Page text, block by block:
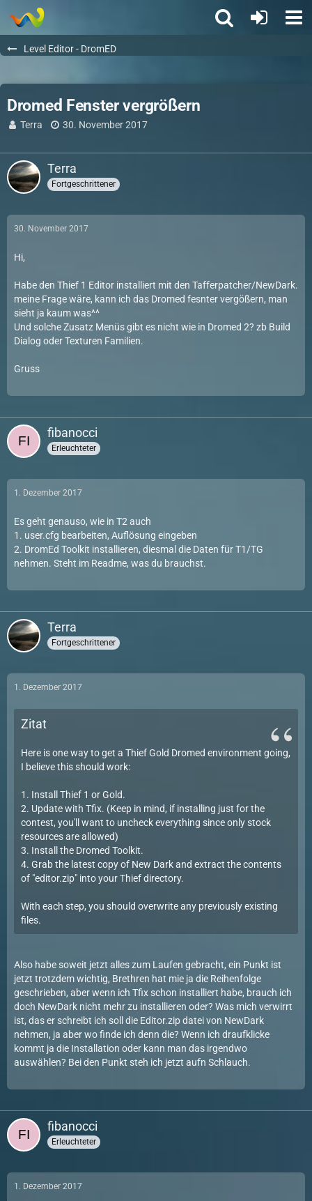
Level Editor - DromED
Dromed Fenster vergrößern
Terra 30. November 2017
Terra
Fortgeschrittener
30. November 2017
Hi,
Habe den Thief 1 Editor installiert mit den Tafferpatcher/NewDark.
meine Frage wäre, kann ich das Dromed fesnter vergößern, man
sieht ja kaum was^^
Und solche Zusatz Menüs gibt es nicht wie in Dromed 2? zb Build
Dialog oder Texturen Familien.
Gruss
fibanocci
Erleuchteter
1. Dezember 2017
Es geht genauso, wie in T2 auch
1. user.cfg bearbeiten, Auflösung eingeben
2. DromEd Toolkit installieren, diesmal die Daten für T1/TG
nehmen. Steht im Readme, was du brauchst.
Terra
Fortgeschrittener
1. Dezember 2017
Zitat
Here is one way to get a Thief Gold Dromed environment going,
I believe this should work:
1. Install Thief 1 or Gold.
2. Update with Tfix. (Keep in mind, if installing just for the
contest, you'll want to uncheck everything since only stock
resources are allowed)
3. Install the Dromed Toolkit.
4. Grab the latest copy of New Dark and extract the contents
of "editor.zip" into your Thief directory.
With each step, you should overwrite any previously existing
files.
Also habe soweit jetzt alles zum Laufen gebracht, ein Punkt ist
jetzt trotzdem wichtig, Brethren hat mie ja die Reihenfolge
geschrieben, aber wenn ich Tfix schon installiert habe, brauch ich
doch NewDark nicht mehr zu installieren oder? Was mich verwirrt
ist, das er schreibt ich soll die Editor.zip datei von NewDark
nehmen, ja aber wo finde ich denn die? Wenn ich draufklicke
kommt ja die Installation oder kann man das irgendwo
auswählen? Bei den Punkt steh ich jetzt aufn Schlauch.
fibanocci
Erleuchteter
1. Dezember 2017